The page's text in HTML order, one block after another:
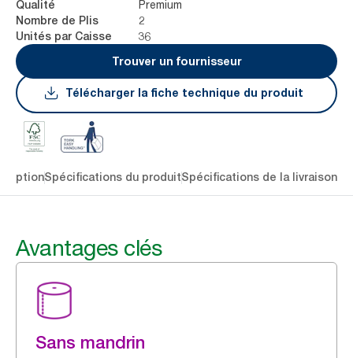
Qualité Premium
Nombre de Plis 2
Unités par Caisse
36
Trouver un fournisseur
Télécharger la fiche technique du produit
Spécifications du produitSpécifications de la livraison
Avantages clés
Sans mandrin